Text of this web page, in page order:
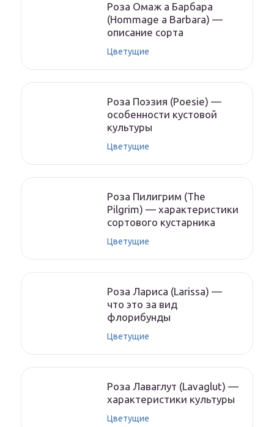
Роза Омаж а Барбара
(Hommage a Barbara) —
описание сорта
Цветущие
Роза Поэзия (Poesie) —
особенности кустовой
культуры
Цветущие
Роза Пилигрим (The
Pilgrim) — характеристики
сортового кустарника
Цветущие
Роза Лариса (Larissa) —
что это за вид
флорибунды
Цветущие
Роза Лаваглут (Lavaglut) —
характеристики культуры
Цветущие